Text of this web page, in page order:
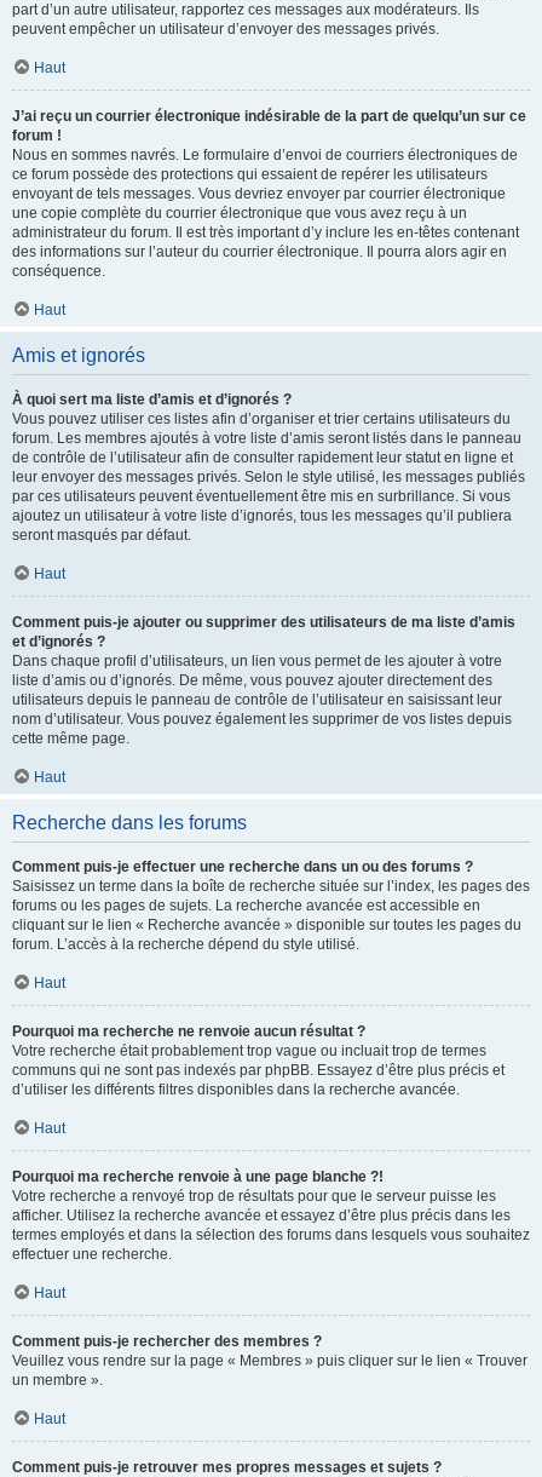
part d’un autre utilisateur, rapportez ces messages aux modérateurs. Ils
peuvent empêcher un utilisateur d’envoyer des messages privés.
Haut
J’ai reçu un courrier électronique indésirable de la part de quelqu’un sur ce
forum !
Nous en sommes navrés. Le formulaire d’envoi de courriers électroniques de
ce forum possède des protections qui essaient de repérer les utilisateurs
envoyant de tels messages. Vous devriez envoyer par courrier électronique
une copie complète du courrier électronique que vous avez reçu à un
administrateur du forum. Il est très important d’y inclure les en-têtes contenant
des informations sur l’auteur du courrier électronique. Il pourra alors agir en
conséquence.
Haut
Amis et ignorés
À quoi sert ma liste d’amis et d’ignorés ?
Vous pouvez utiliser ces listes afin d’organiser et trier certains utilisateurs du
forum. Les membres ajoutés à votre liste d’amis seront listés dans le panneau
de contrôle de l’utilisateur afin de consulter rapidement leur statut en ligne et
leur envoyer des messages privés. Selon le style utilisé, les messages publiés
par ces utilisateurs peuvent éventuellement être mis en surbrillance. Si vous
ajoutez un utilisateur à votre liste d’ignorés, tous les messages qu’il publiera
seront masqués par défaut.
Haut
Comment puis-je ajouter ou supprimer des utilisateurs de ma liste d’amis
et d’ignorés ?
Dans chaque profil d’utilisateurs, un lien vous permet de les ajouter à votre
liste d’amis ou d’ignorés. De même, vous pouvez ajouter directement des
utilisateurs depuis le panneau de contrôle de l’utilisateur en saisissant leur
nom d’utilisateur. Vous pouvez également les supprimer de vos listes depuis
cette même page.
Haut
Recherche dans les forums
Comment puis-je effectuer une recherche dans un ou des forums ?
Saisissez un terme dans la boîte de recherche située sur l’index, les pages des
forums ou les pages de sujets. La recherche avancée est accessible en
cliquant sur le lien « Recherche avancée » disponible sur toutes les pages du
forum. L’accès à la recherche dépend du style utilisé.
Haut
Pourquoi ma recherche ne renvoie aucun résultat ?
Votre recherche était probablement trop vague ou incluait trop de termes
communs qui ne sont pas indexés par phpBB. Essayez d’être plus précis et
d’utiliser les différents filtres disponibles dans la recherche avancée.
Haut
Pourquoi ma recherche renvoie à une page blanche ?!
Votre recherche a renvoyé trop de résultats pour que le serveur puisse les
afficher. Utilisez la recherche avancée et essayez d’être plus précis dans les
termes employés et dans la sélection des forums dans lesquels vous souhaitez
effectuer une recherche.
Haut
Comment puis-je rechercher des membres ?
Veuillez vous rendre sur la page « Membres » puis cliquer sur le lien « Trouver
un membre ».
Haut
Comment puis-je retrouver mes propres messages et sujets ?